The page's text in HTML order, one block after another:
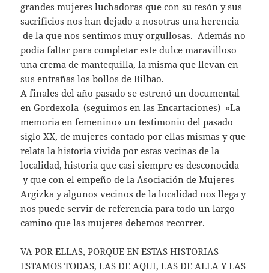
grandes mujeres luchadoras que con su tesón y sus
sacrificios nos han dejado a nosotras una herencia
de la que nos sentimos muy orgullosas. Además no
podía faltar para completar este dulce maravilloso
una crema de mantequilla, la misma que llevan en
sus entrañas los bollos de Bilbao.
A finales del año pasado se estrenó un documental
en Gordexola (seguimos en las Encartaciones) «La
memoria en femenino» un testimonio del pasado
siglo XX, de mujeres contado por ellas mismas y que
relata la historia vivida por estas vecinas de la
localidad, historia que casi siempre es desconocida
y que con el empeño de la Asociación de Mujeres
Argizka y algunos vecinos de la localidad nos llega y
nos puede servir de referencia para todo un largo
camino que las mujeres debemos recorrer.
VA POR ELLAS, PORQUE EN ESTAS HISTORIAS
ESTAMOS TODAS, LAS DE AQUI, LAS DE ALLA Y LAS